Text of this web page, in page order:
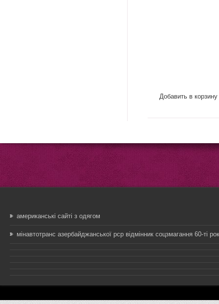
Добавить в корзину
американські сайті з одягом
мінавтотранс азербайджанської рср відмінник соцзмагання 60-ті